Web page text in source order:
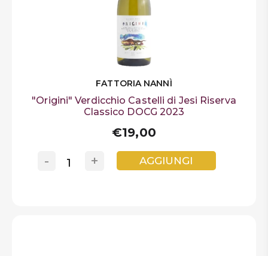
FATTORIA NANNÌ
"Origini" Verdicchio Castelli di Jesi Riserva
Classico DOCG 2023
€19,00
+
- AGGIUNGI